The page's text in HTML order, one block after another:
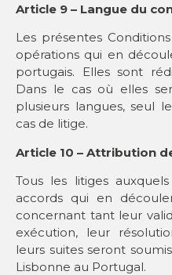
Article 9 – Langue du
Les présentes
opérations qui en
portugais. Elles sont
Dans le cas où elles
plusieurs langues, seul
cas de litige.
Article 10 – Attribution
Tous les litiges
accords qui en
concernant tant leur
exécution, leur
leurs suites seront
Lisbonne au Portugal.